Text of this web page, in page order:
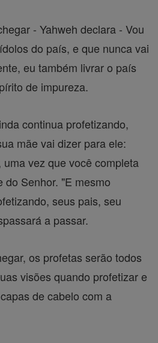
- Yahweh declara - Vou
do país, e que nunca vai
eu também livrar o país
de impureza.
continua profetizando,
mãe vai dizer para ele:
uma vez que você completa
do Senhor. "E mesmo
seus pais, seu
a passar.
os profetas serão todos
visões quando profetizar e
de cabelo com a